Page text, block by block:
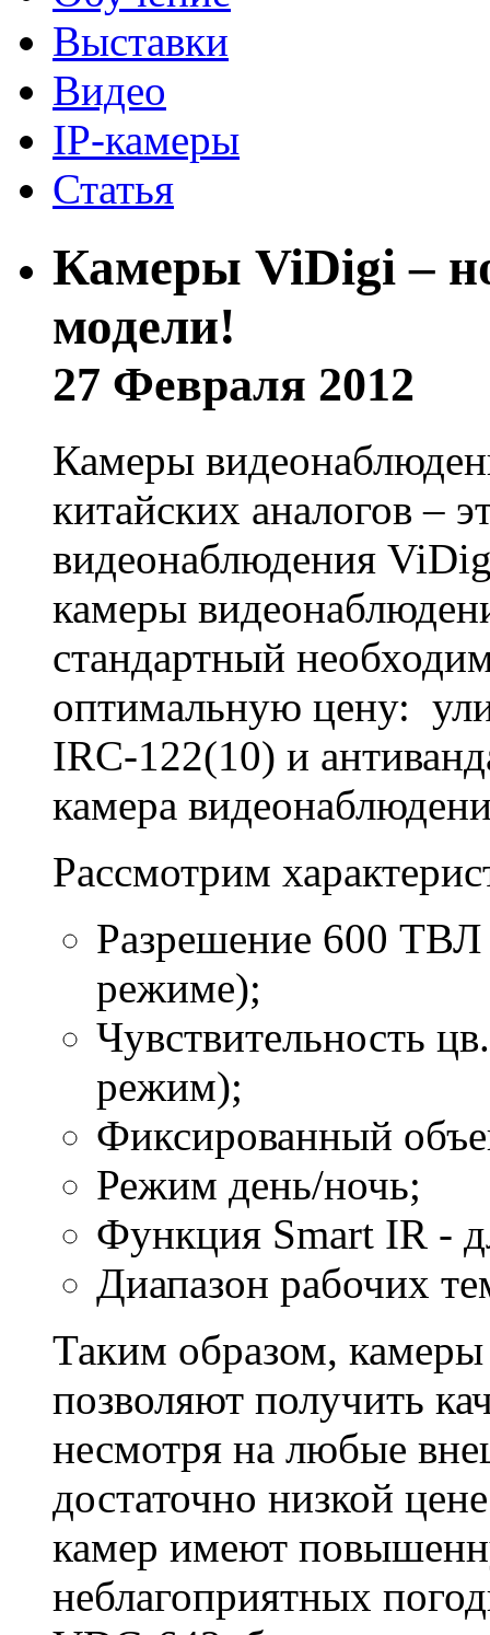
Выставки
Видео
IP-камеры
Статья
Камеры ViDigi –
модели!
27 Февраля 2012
Камеры
китайских аналогов –
видеонаблюдения
камеры
стандартный
оптимальную цену:
IRC-122(10) и
камера
Рассмотрим
Разрешение 600
режиме);
Чувствительность
режим);
Фиксированный
Режим день/ночь;
Функция Smart IR -
Диапазон рабочих
Таким образом,
позволяют получить
несмотря на любые
достаточно низкой
камер имеют
неблагоприятных